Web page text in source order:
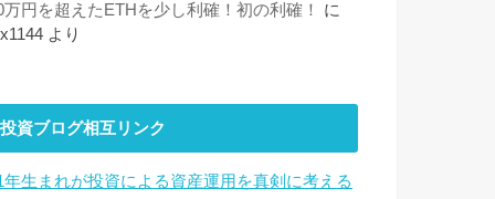
万円を超えたETHを少し利確！初の利確！
に
より
投資ブログ相互リンク
年生まれが投資による資産運用を真剣に考える